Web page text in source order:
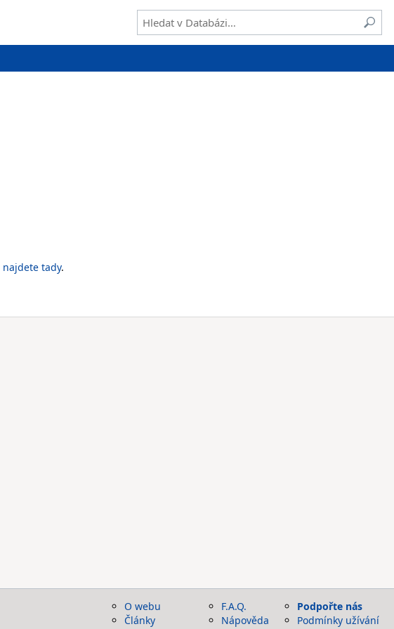
najdete tady.
O webu
Články
F.A.Q.
Nápověda
Podpořte nás
Podmínky užívání